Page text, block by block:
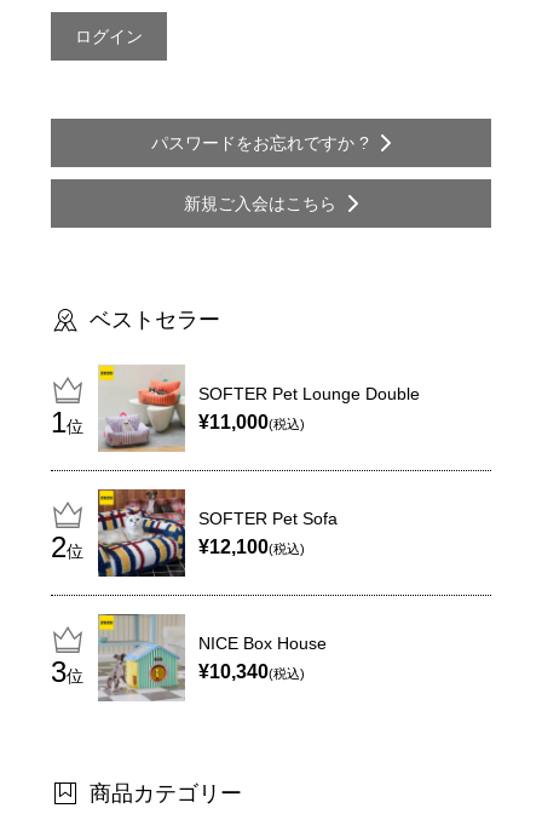
パスワードをお忘れですか ?
新規ご入会はこちら
ベストセラー
位
SOFTER Pet Lounge Double
¥11,000(税込)
位
SOFTER Pet Sofa
¥12,100(税込)
位
NICE Box House
¥10,340(税込)
商品カテゴリー